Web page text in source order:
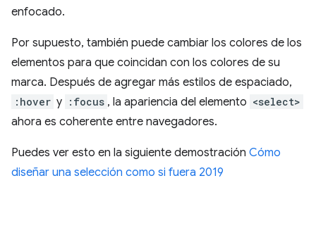
enfocado.
Por supuesto, también puede cambiar los colores de los
elementos para que coincidan con los colores de su
marca. Después de agregar más estilos de espaciado,
:hover y :focus , la apariencia del elemento <select>
ahora es coherente entre navegadores.
Puedes ver esto en la siguiente demostración Cómo
diseñar una selección como si fuera 2019